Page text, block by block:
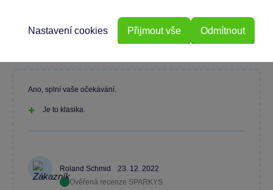
18. 12. 2023
Ověřená recenze SPARKYS
Roland Schmid
23. 12. 2022
Ověřená recenze SPARKYS
Ano, splní vaše očekávání.
Je to klasika.
Odmítnout
Nastavení cookies Přijmout vše